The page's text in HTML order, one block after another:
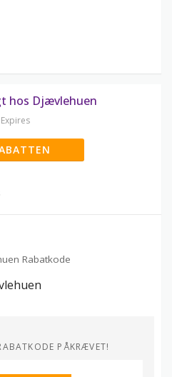
hos Djævlehuen
PÅKRÆVET!